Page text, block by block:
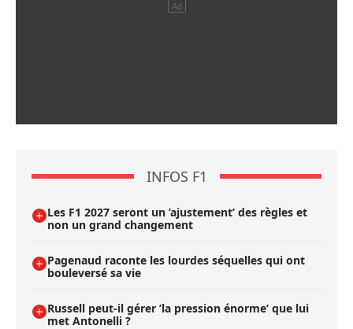
INFOS F1
Les F1 2027 seront un ’ajustement’ des règles et
non un grand changement
Pagenaud raconte les lourdes séquelles qui ont
bouleversé sa vie
Russell peut-il gérer ’la pression énorme’ que lui
met Antonelli ?